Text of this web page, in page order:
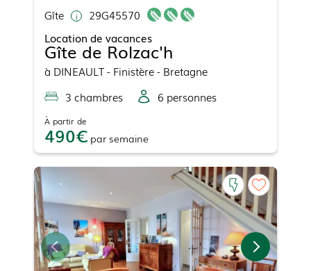
Gîte
29G45570
Location de vacances
Gîte de Rolzac'h
à DINEAULT- Finistère - Bretagne
3 chambres 6 personnes
À partir de
490 par semaine